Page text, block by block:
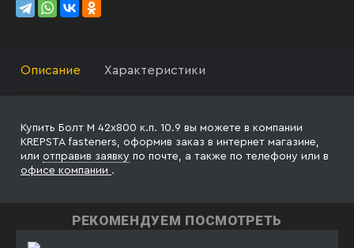
Описание Характеристики
Купить Болт М 42х800 к.п. 10.9 вы можете в компании
KREPSTA fasteners, оформив заказ в интернет магазине,
или отправив заявку по почте, а также по телефону или в
офисе компании .
РЕКОМЕНДУЕМ ПОСМОТРЕТЬ